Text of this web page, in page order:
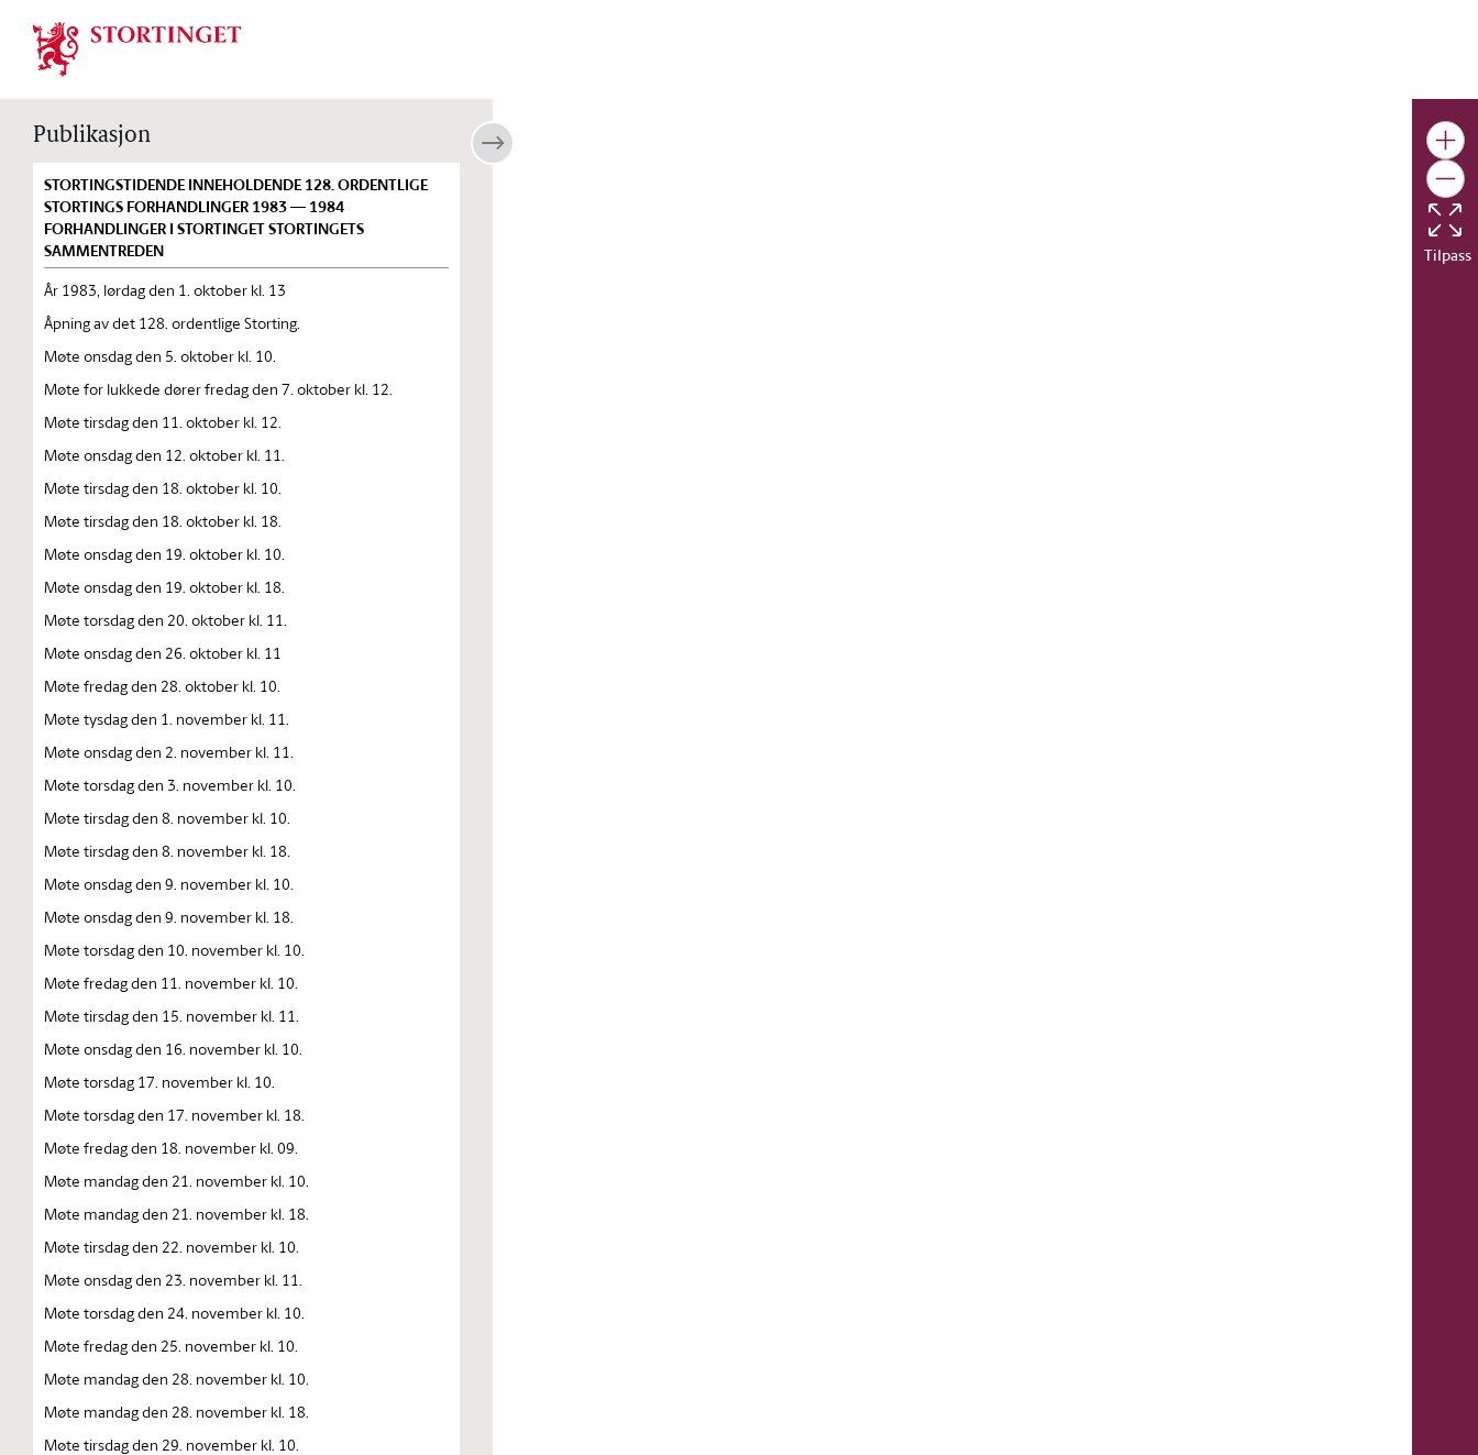
Stortinget.no
Publikasjon
STORTINGSTIDENDE INNEHOLDENDE 128. ORDENTLIGE
STORTINGS FORHANDLINGER 1983 — 1984
FORHANDLINGER I STORTINGET STORTINGETS
SAMMENTREDEN
År 1983, lørdag den 1. oktober kl. 13
Åpning av det 128. ordentlige Storting.
Møte onsdag den 5. oktober kl. 10.
Møte for lukkede dører fredag den 7. oktober kl. 12.
Møte tirsdag den 11. oktober kl. 12.
Møte onsdag den 12. oktober kl. 11.
Møte tirsdag den 18. oktober kl. 10.
Møte tirsdag den 18. oktober kl. 18.
Møte onsdag den 19. oktober kl. 10.
Møte onsdag den 19. oktober kl. 18.
Møte torsdag den 20. oktober kl. 11.
Møte onsdag den 26. oktober kl. 11
Møte fredag den 28. oktober kl. 10.
Møte tysdag den 1. november kl. 11.
Møte onsdag den 2. november kl. 11.
Møte torsdag den 3. november kl. 10.
Møte tirsdag den 8. november kl. 10.
Møte tirsdag den 8. november kl. 18.
Møte onsdag den 9. november kl. 10.
Møte onsdag den 9. november kl. 18.
Møte torsdag den 10. november kl. 10.
Møte fredag den 11. november kl. 10.
Møte tirsdag den 15. november kl. 11.
Møte onsdag den 16. november kl. 10.
Møte torsdag 17. november kl. 10.
Møte torsdag den 17. november kl. 18.
Møte fredag den 18. november kl. 09.
Møte mandag den 21. november kl. 10.
Møte mandag den 21. november kl. 18.
Møte tirsdag den 22. november kl. 10.
Møte onsdag den 23. november kl. 11.
Møte torsdag den 24. november kl. 10.
Møte fredag den 25. november kl. 10.
Møte mandag den 28. november kl. 10.
Møte mandag den 28. november kl. 18.
Møte tirsdag den 29. november kl. 10.